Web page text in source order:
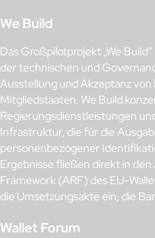
We Build
Das Großpilotprojekt „We
der technischen und
Ausstellung und Akzeptanz von
Mitgliedstaaten. We Build
Regierungsdienstleistungen
Infrastruktur, die für die
personenbezogener
Ergebnisse fließen direkt in
Framework (ARF) des EU-
die Umsetzungsakte ein, die
Wallet Forum